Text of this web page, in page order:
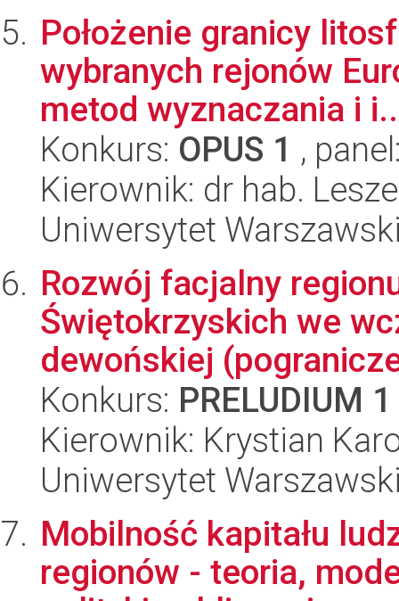
Położenie granicy
wybranych rejonów
metod wyznaczania i
Konkurs: OPUS 1 ,
Kierownik: dr hab.
Uniwersytet
Rozwój facjalny
Świętokrzyskich we
dewońskiej
Konkurs: PRELUDIUM 1
Kierownik: Krystian
Uniwersytet
Mobilność kapitału
regionów - teoria,